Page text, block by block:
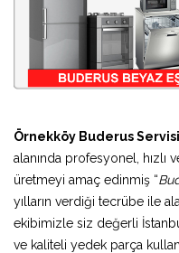
Örnekköy Buderus Servisi
alanında profesyonel,
üretmeyi amaç edinmiş “
yılların verdiği tecrübe ile
ekibimizle siz değerli
ve kaliteli yedek parça